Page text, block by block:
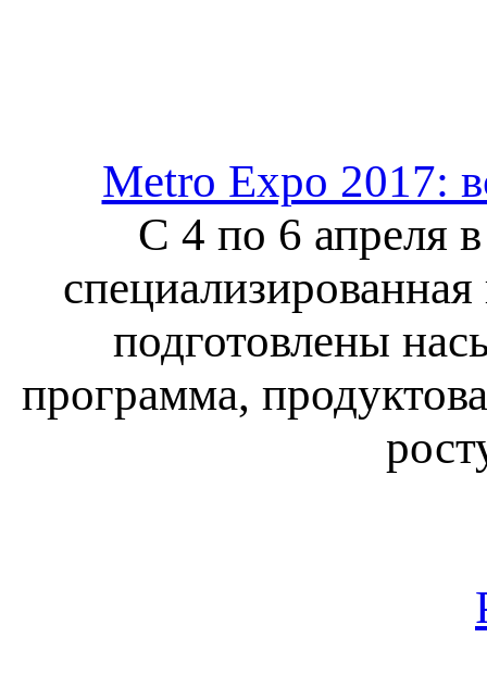
Metro Expo 2017:
С 4 по 6 апреля
подготовлены
программа,